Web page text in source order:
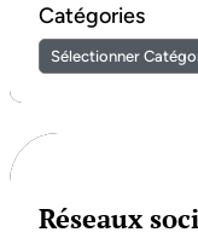
Catégories
Réseaux